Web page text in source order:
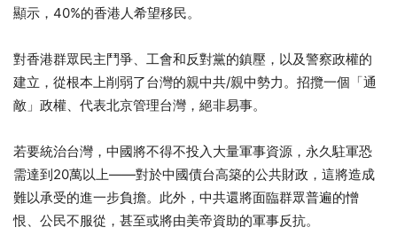
顯示，40%的香港人希望移民。
對香港群眾民主鬥爭、工會和反對黨的鎮壓，以及警察政權的
建立，從根本上削弱了台灣的親中共/親中勢力。招攬一個「通
敵」政權、代表北京管理台灣，絕非易事。
若要統治台灣，中國將不得不投入大量軍事資源，永久駐軍恐
需達到20萬以上——對於中國債台高築的公共財政，這將造成
難以承受的進一步負擔。此外，中共還將面臨群眾普遍的憎
恨、公民不服從，甚至或將由美帝資助的軍事反抗。